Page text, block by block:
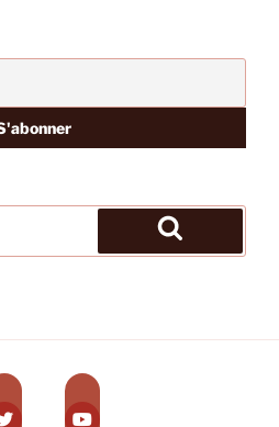
Recherche